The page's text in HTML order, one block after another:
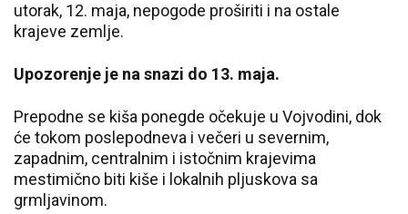
utorak, 12. maja, nepogode proširiti i na ostale
krajeve zemlje.
Upozorenje je na snazi do 13. maja.
Prepodne se kiša ponegde očekuje u Vojvodini, dok
će tokom poslepodneva i večeri u severnim,
zapadnim, centralnim i istočnim krajevima
mestimično biti kiše i lokalnih pljuskova sa
grmljavinom.